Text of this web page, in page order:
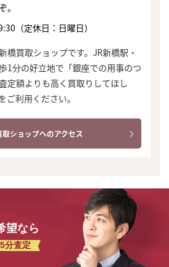
。
（定休日：日曜日）
橋買取ショップです。JR新橋駅・
1分の好立地で「銀座での用事のつ
定額よりも高く買取りしてほし
ご利用ください。
取ショップへのアクセス
望なら
分査定